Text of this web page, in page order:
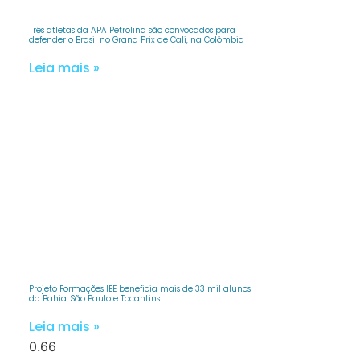
Três atletas da APA Petrolina são convocados para
defender o Brasil no Grand Prix de Cali, na Colômbia
Leia mais »
Projeto Formações IEE beneficia mais de 33 mil alunos
da Bahia, São Paulo e Tocantins
Leia mais »